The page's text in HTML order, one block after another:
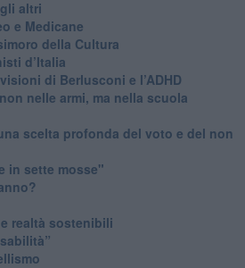
altri
e Medicane
della Cultura
d’Italia
di Berlusconi e l’ADHD
nelle armi, ma nella scuola
scelta profonda del voto e del non
in sette mosse"
realtà sostenibili